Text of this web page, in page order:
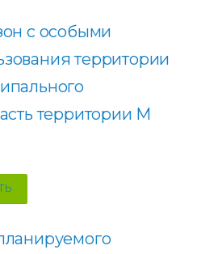
с особыми
территории
территории М